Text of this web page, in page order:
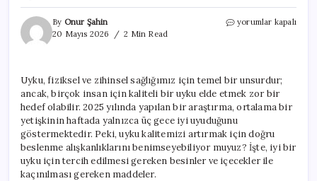
By Onur Şahin
20 Mayıs 2026
2 Min Read
Uyku
İçecekler:
Uzak
Durulması
Gerekenler
için
yorumlar kapalı
Uyku, fiziksel ve zihinsel sağlığımız için temel bir unsurdur;
ancak, birçok insan için kaliteli bir uyku elde etmek zor bir
hedef olabilir. 2025 yılında yapılan bir araştırma, ortalama bir
yetişkinin haftada yalnızca üç gece iyi uyuduğunu
göstermektedir. Peki, uyku kalitemizi artırmak için doğru
beslenme alışkanlıklarını benimseyebiliyor muyuz? İşte, iyi bir
uyku için tercih edilmesi gereken besinler ve içecekler ile
kaçınılması gereken maddeler.